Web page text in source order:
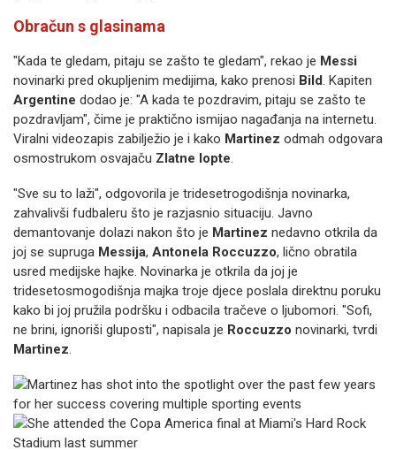
Obračun s glasinama
"Kada te gledam, pitaju se zašto te gledam", rekao je Messi
novinarki pred okupljenim medijima, kako prenosi Bild. Kapiten
Argentine dodao je: "A kada te pozdravim, pitaju se zašto te
pozdravljam", čime je praktično ismijao nagađanja na internetu.
Viralni videozapis zabilježio je i kako Martinez odmah odgovara
osmostrukom osvajaču Zlatne lopte.
"Sve su to laži", odgovorila je tridesetrogodišnja novinarka,
zahvalivši fudbaleru što je razjasnio situaciju. Javno
demantovanje dolazi nakon što je Martinez nedavno otkrila da
joj se supruga Messija, Antonela Roccuzzo, lično obratila
usred medijske hajke. Novinarka je otkrila da joj je
tridesetosmogodišnja majka troje djece poslala direktnu poruku
kako bi joj pružila podršku i odbacila tračeve o ljubomori. "Sofi,
ne brini, ignoriši gluposti", napisala je Roccuzzo novinarki, tvrdi
Martinez.